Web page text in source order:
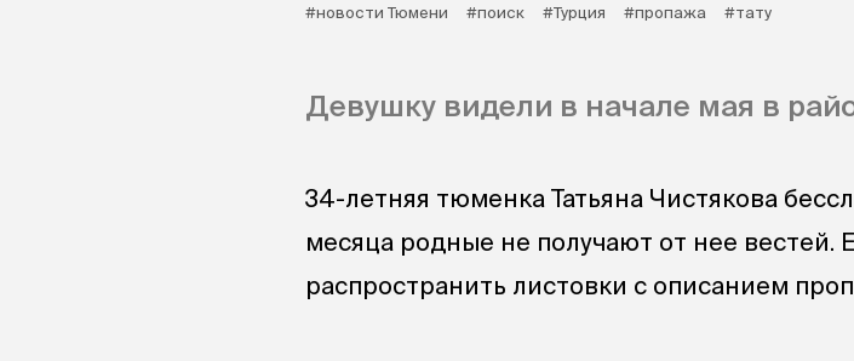
#новости Тюмени #поиск #Турция #пропажа #тату
Девушку видели в начале мая в
34-летняя тюменка Татьяна Чистякова
месяца родные не получают от нее вестей.
распространить листовки с описанием